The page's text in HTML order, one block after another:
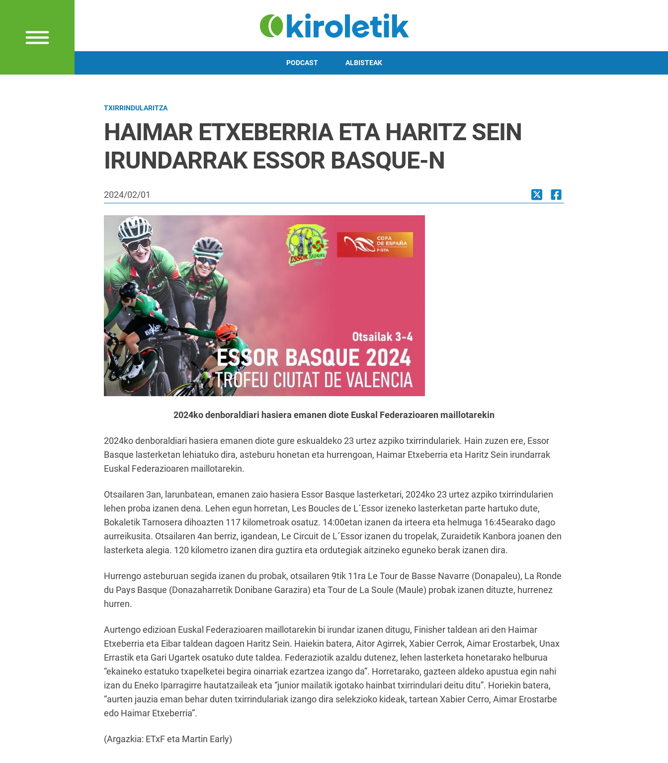
PODCAST ALBISTEAK
TXIRRINDULARITZA
HAIMAR ETXEBERRIA ETA HARITZ SEIN
IRUNDARRAK ESSOR BASQUE-N
2024/02/01
2024ko denboraldiari hasiera emanen diote Euskal Federazioaren maillotarekin
2024ko denboraldiari hasiera emanen diote gure eskualdeko 23 urtez azpiko txirrindulariek. Hain zuzen ere, Essor
Basque lasterketan lehiatuko dira, asteburu honetan eta hurrengoan, Haimar Etxeberria eta Haritz Sein irundarrak
Euskal Federazioaren maillotarekin.
Otsailaren 3an, larunbatean, emanen zaio hasiera Essor Basque lasterketari, 2024ko 23 urtez azpiko txirrindularien
lehen proba izanen dena. Lehen egun horretan, Les Boucles de L´Essor izeneko lasterketan parte hartuko dute,
Bokaletik Tarnosera dihoazten 117 kilometroak osatuz. 14:00etan izanen da irteera eta helmuga 16:45earako dago
aurreikusita. Otsailaren 4an berriz, igandean, Le Circuit de L´Essor izanen du tropelak, Zuraidetik Kanbora joanen den
lasterketa alegia. 120 kilometro izanen dira guztira eta ordutegiak aitzineko eguneko berak izanen dira.
Hurrengo asteburuan segida izanen du probak, otsailaren 9tik 11ra Le Tour de Basse Navarre (Donapaleu), La Ronde
du Pays Basque (Donazaharretik Donibane Garazira) eta Tour de La Soule (Maule) probak izanen dituzte, hurrenez
hurren.
Aurtengo edizioan Euskal Federazioaren maillotarekin bi irundar izanen ditugu, Finisher taldean ari den Haimar
Etxeberria eta Eibar taldean dagoen Haritz Sein. Haiekin batera, Aitor Agirrek, Xabier Cerrok, Aimar Erostarbek, Unax
Errastik eta Gari Ugartek osatuko dute taldea. Federaziotik azaldu dutenez, lehen lasterketa honetarako helburua
“ekaineko estatuko txapelketei begira oinarriak ezartzea izango da”. Horretarako, gazteen aldeko apustua egin nahi
izan du Eneko Iparragirre hautatzaileak eta “junior mailatik igotako hainbat txirrindulari deitu ditu”. Horiekin batera,
“aurten jauzia eman behar duten txirrindulariak izango dira selekzioko kideak, tartean Xabier Cerro, Aimar Erostarbe
edo Haimar Etxeberria”.
(Argazkia: ETxF eta Martin Early)